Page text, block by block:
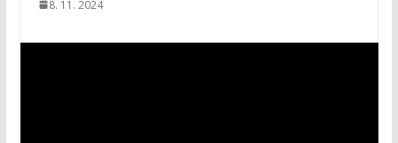
8. 11. 2024